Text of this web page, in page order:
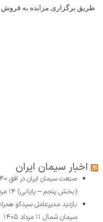
طریق برگزاری مزایده به فروش
اخبار سیمان ایران
(بخش پنجم – پایانی) ۱۴ مرداد ۱۴۰۵
بازدید مدیرعامل سیدکو
سیمان شمال ۱۱ مرداد ۱۴۰۵